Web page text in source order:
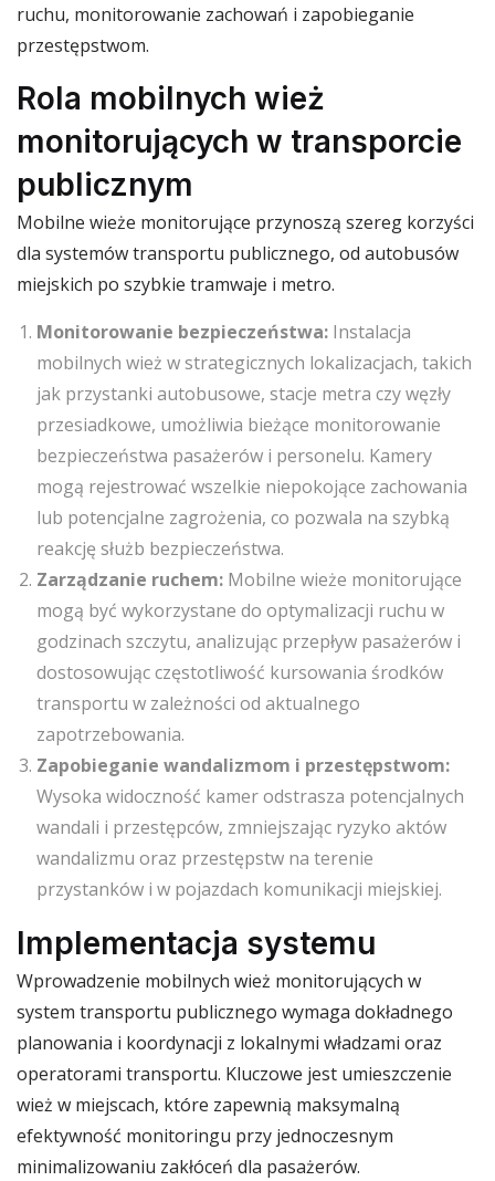
ruchu, monitorowanie zachowań i zapobieganie
przestępstwom.
Rola mobilnych wież
monitorujących w transporcie
publicznym
Mobilne wieże monitorujące przynoszą szereg korzyści
dla systemów transportu publicznego, od autobusów
miejskich po szybkie tramwaje i metro.
Monitorowanie bezpieczeństwa: Instalacja
mobilnych wież w strategicznych lokalizacjach, takich
jak przystanki autobusowe, stacje metra czy węzły
przesiadkowe, umożliwia bieżące monitorowanie
bezpieczeństwa pasażerów i personelu. Kamery
mogą rejestrować wszelkie niepokojące zachowania
lub potencjalne zagrożenia, co pozwala na szybką
reakcję służb bezpieczeństwa.
Zarządzanie ruchem: Mobilne wieże monitorujące
mogą być wykorzystane do optymalizacji ruchu w
godzinach szczytu, analizując przepływ pasażerów i
dostosowując częstotliwość kursowania środków
transportu w zależności od aktualnego
zapotrzebowania.
Zapobieganie wandalizmom i przestępstwom:
Wysoka widoczność kamer odstrasza potencjalnych
wandali i przestępców, zmniejszając ryzyko aktów
wandalizmu oraz przestępstw na terenie
przystanków i w pojazdach komunikacji miejskiej.
Implementacja systemu
Wprowadzenie mobilnych wież monitorujących w
system transportu publicznego wymaga dokładnego
planowania i koordynacji z lokalnymi władzami oraz
operatorami transportu. Kluczowe jest umieszczenie
wież w miejscach, które zapewnią maksymalną
efektywność monitoringu przy jednoczesnym
minimalizowaniu zakłóceń dla pasażerów.